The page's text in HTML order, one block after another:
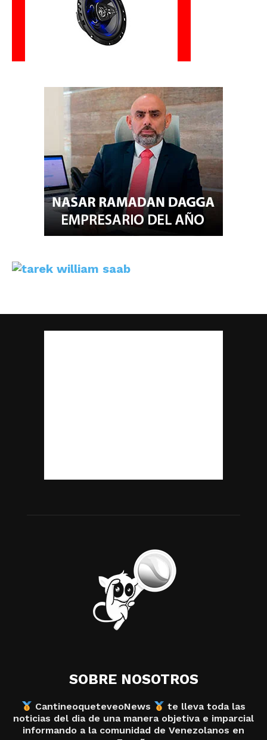
SOBRE NOSOTROS
CantineoqueteveoNews
te lleva toda las
noticias del dia de una manera objetiva e imparcial
informando a la comunidad de Venezolanos en